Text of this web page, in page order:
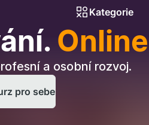
Kategorie
a osobní rozvoj.
pro sebe